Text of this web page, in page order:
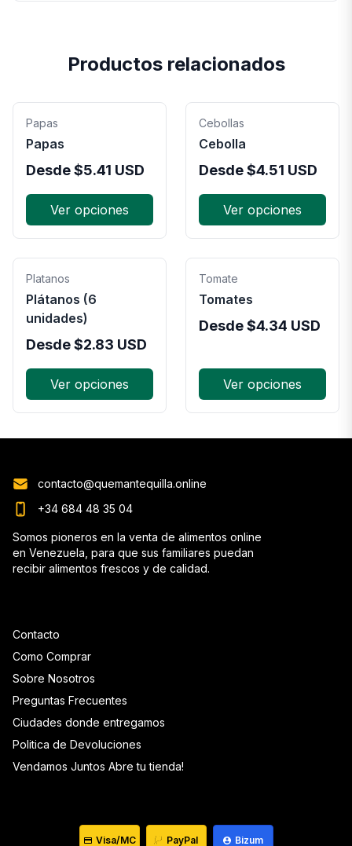
Productos relacionados
Papas
Papas
Desde$5.41 USD
Ver opciones
Cebollas
Cebolla
Desde$4.51 USD
Ver opciones
Platanos
Plátanos (6
unidades)
Desde$2.83 USD
Ver opciones
Tomate
Tomates
Desde$4.34 USD
Ver opciones
Contacto
Como Comprar
Sobre Nosotros
Preguntas Frecuentes
Ciudades donde entregamos
Politica de Devoluciones
Vendamos Juntos Abre tu tienda!
contacto@quemantequilla.online
+34 684 48 35 04
Somos pioneros en la venta de alimentos online
en Venezuela, para que sus familiares puedan
recibir alimentos frescos y de calidad.
Visa/MC PayPal Bizum